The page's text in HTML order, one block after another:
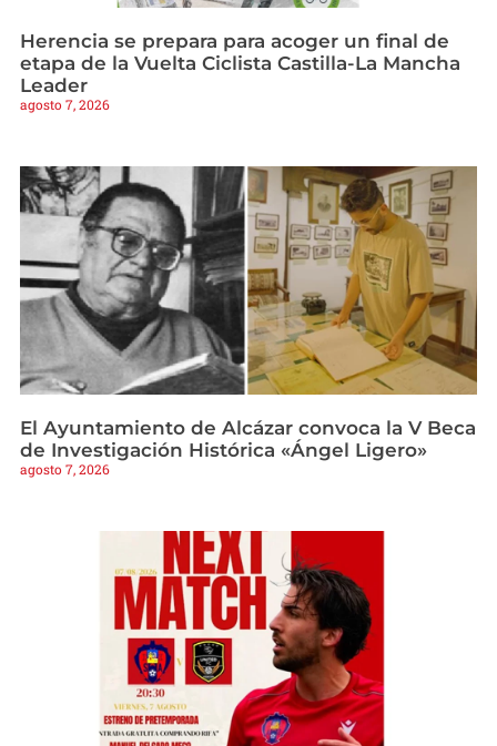
Herencia se prepara para acoger un final de
etapa de la Vuelta Ciclista Castilla-La Mancha
Leader
agosto 7, 2026
El Ayuntamiento de Alcázar convoca la V Beca
de Investigación Histórica «Ángel Ligero»
agosto 7, 2026